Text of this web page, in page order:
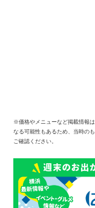
※価格やメニューなど掲載情報
なる可能性もあるため、当時の
ご確認ください。